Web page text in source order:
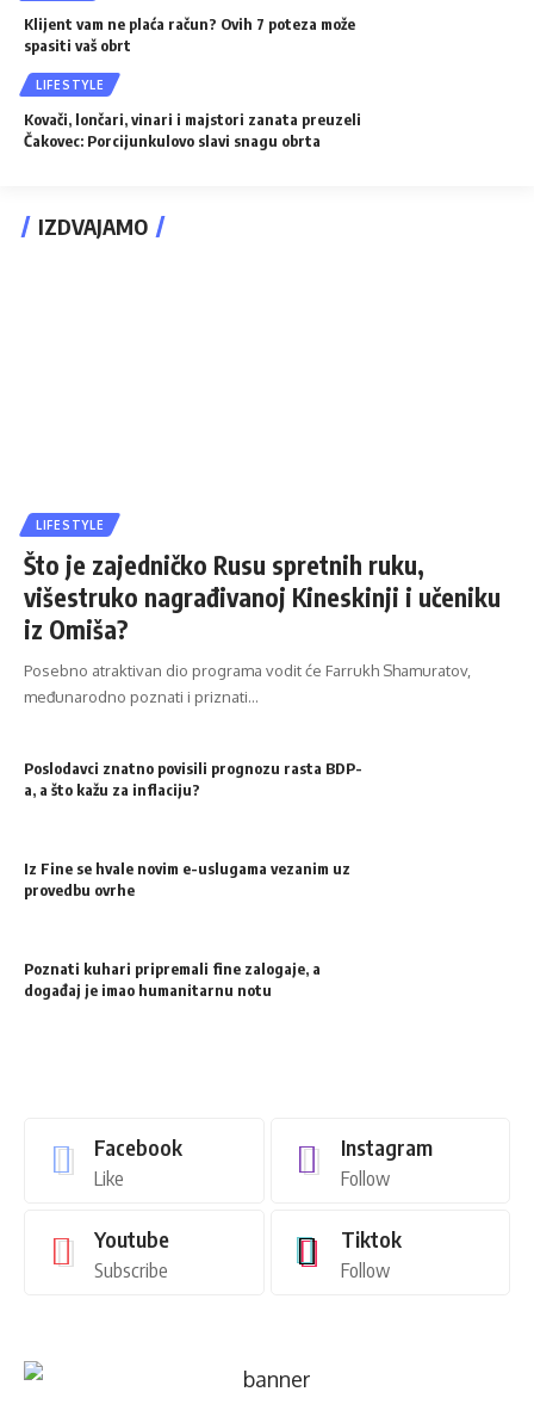
Klijent vam ne plaća račun? Ovih 7 poteza može
spasiti vaš obrt
LIFESTYLE
Kovači, lončari, vinari i majstori zanata preuzeli
Čakovec: Porcijunkulovo slavi snagu obrta
IZDVAJAMO
LIFESTYLE
Što je zajedničko Rusu spretnih ruku,
višestruko nagrađivanoj Kineskinji i učeniku
iz Omiša?
Posebno atraktivan dio programa vodit će Farrukh Shamuratov,
međunarodno poznati i priznati…
Poslodavci znatno povisili prognozu rasta BDP-
a, a što kažu za inflaciju?
Iz Fine se hvale novim e-uslugama vezanim uz
provedbu ovrhe
Poznati kuhari pripremali fine zalogaje, a
događaj je imao humanitarnu notu
Facebook
Like
Instagram
Follow
Youtube
Subscribe
Tiktok
Follow